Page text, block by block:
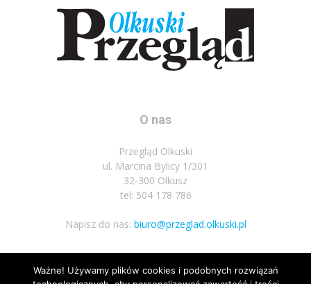
O nas
Przegląd Olkuski
ul. Marcina Bylicy 1/301
32-300 Olkusz
tel: 504 178 786
Napisz do nas: biuro@przeglad.olkuski.pl
Podążaj za nami
Ważne! Używamy plików cookies i podobnych rozwiązań